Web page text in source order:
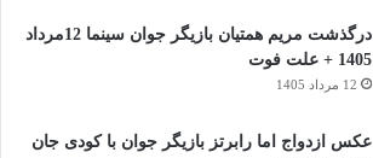
درگذشت مریم همتیان بازیگر جوان سینما 12مرداد
1405 + علت فوت
12 مرداد 1405
عکس ازدواج اما رابرتز بازیگر جوان با کودی جان